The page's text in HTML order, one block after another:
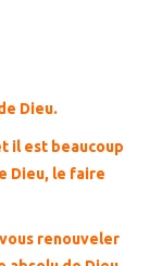
Dieu.
il est beaucoup
Dieu, le faire
renouveler